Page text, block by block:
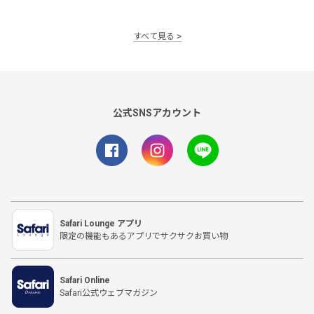
すべて見る
公式SNSアカウント
Safari Lounge アプリ
限定の機能もあるアプリでサクサクお買い物
Safari Online
Safari公式ウェブマガジン